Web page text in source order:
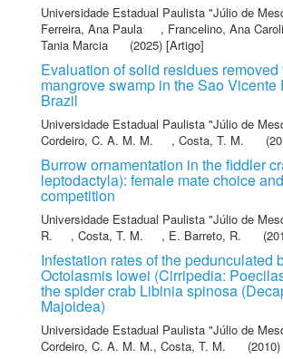
Universidade Estadual Paulista "Júlio de
Ferreira, Ana Paula
, Francelino, Ana
Tania Marcia
(2025) [Artigo]
Evaluation of solid residues removed
mangrove swamp in the Sao Vicente
Brazil
Universidade Estadual Paulista "Júlio de
Cordeiro, C. A. M. M.
, Costa, T. M.
Burrow ornamentation in the fiddler
leptodactyla): female mate choice
competition
Universidade Estadual Paulista "Júlio de
R.
, Costa, T. M. , E. Barreto, R.
Infestation rates of the pedunculated
Octolasmis lowei (Cirripedia:
the spider crab Libinia spinosa
Majoidea)
Universidade Estadual Paulista "Júlio de
Cordeiro, C. A. M. M., Costa, T. M.